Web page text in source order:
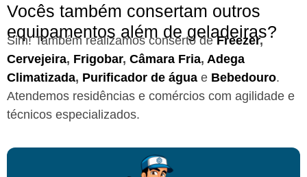
Vocês também consertam outros
equipamentos além de geladeiras?
Sim! Também realizamos conserto deFreezer,
Cervejeira, Frigobar, Câmara Fria, Adega
Climatizada, Purificador de água e Bebedouro.
Atendemos residências e comércios com agilidade e
técnicos especializados.